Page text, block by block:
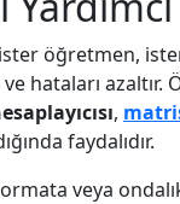
öğretmen,
ve hataları
,
faydalıdır.
veya